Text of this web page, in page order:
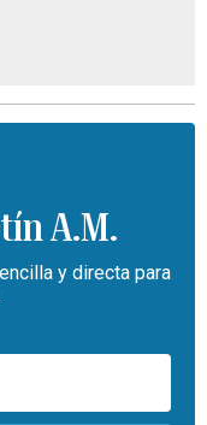
A.M.
y directa para